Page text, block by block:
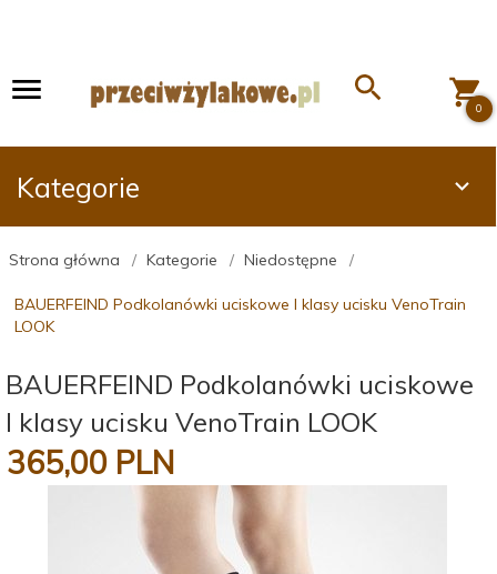
0
Kategorie
Strona główna Kategorie Niedostępne
BAUERFEIND Podkolanówki uciskowe I klasy ucisku VenoTrain
LOOK
BAUERFEIND Podkolanówki uciskowe
I klasy ucisku VenoTrain LOOK
365,00 PLN